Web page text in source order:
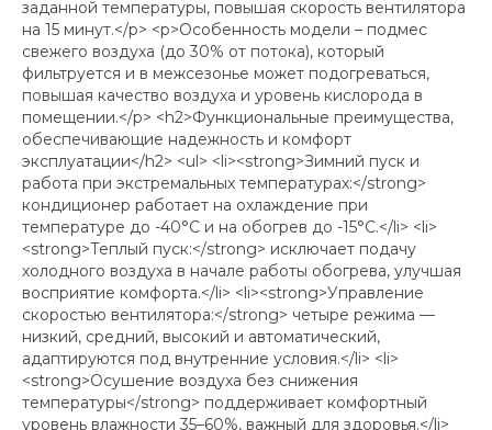
заданной температуры, повышая скорость вентилятора
на 15 минут.</p> <p>Особенность модели – подмес
свежего воздуха (до 30% от потока), который
фильтруется и в межсезонье может подогреваться,
повышая качество воздуха и уровень кислорода в
помещении.</p> <h2>Функциональные преимущества,
обеспечивающие надежность и комфорт
эксплуатации</h2> <ul> <li><strong>Зимний пуск и
работа при экстремальных температурах:</strong>
кондиционер работает на охлаждение при
температуре до -40°C и на обогрев до -15°C.</li> <li>
<strong>Теплый пуск:</strong> исключает подачу
холодного воздуха в начале работы обогрева, улучшая
восприятие комфорта.</li> <li><strong>Управление
скоростью вентилятора:</strong> четыре режима —
низкий, средний, высокий и автоматический,
адаптируются под внутренние условия.</li> <li>
<strong>Осушение воздуха без снижения
температуры</strong> поддерживает комфортный
уровень влажности 35–60%, важный для здоровья.</li>